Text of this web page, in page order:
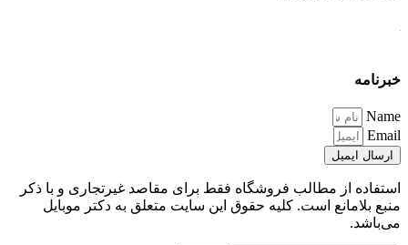
خبرنامه
Name
Email
ارسال ایمیل
استفاده از مطالب فروشگاه فقط برای مقاصد غیرتجاری و با ذکر
منبع بلامانع است. کلیه حقوق این سایت متعلق به دکتر موبایل
می‌باشد.